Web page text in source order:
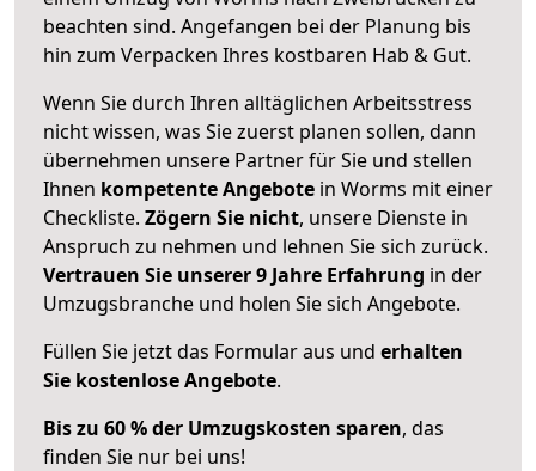
beachten sind. Angefangen bei der Planung bis
hin zum Verpacken Ihres kostbaren Hab & Gut.
Wenn Sie durch Ihren alltäglichen Arbeitsstress
nicht wissen, was Sie zuerst planen sollen, dann
übernehmen unsere Partner für Sie und stellen
Ihnen kompetente Angebote in Worms mit einer
Checkliste. Zögern Sie nicht, unsere Dienste in
Anspruch zu nehmen und lehnen Sie sich zurück.
Vertrauen Sie unserer 9 Jahre Erfahrung in der
Umzugsbranche und holen Sie sich Angebote.
Füllen Sie jetzt das Formular aus und erhalten
Sie kostenlose Angebote.
Bis zu 60 % der Umzugskosten sparen, das
finden Sie nur bei uns!